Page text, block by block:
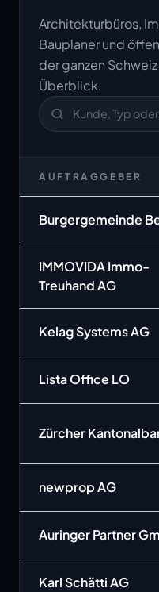
Architekturbüros,
Bauplaner und
der ganzen Schweiz
Überblick.
AUFTRAGGEBER
Burgergemeinde
IMMOVIDA Immo-
Treuhand AG
Kelag Systems AG
Lista Office LO
Zürcher
newprop AG
Auringer Partner
Karl Schätti AG